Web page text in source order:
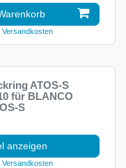
Versandkosten
ATOS-S
für BLANCO
S
anzeigen
Versandkosten